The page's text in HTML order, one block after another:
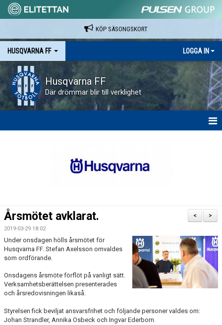
KÖP SÄSONGSKORT
HUSQVARNA FF LOGGA IN
Husqvarna FF
Där drömmar blir till verklighet
FÖRENINGSKALENDER
BILDGALLERI
FÖRENINGENS MATCHER
SPONSORER
>
<
Årsmötet avklarat.
2019-03-29 18:02
Under onsdagen hölls årsmötet för
Husqvarna FF. Stefan Axelsson omvaldes
som ordförande.
Onsdagens årsmöte förflöt på vanligt sätt.
Verksamhetsberättelsen presenterades
och årsredovisningen likaså.
Styrelsen fick beviljat ansvarsfrihet och följande personer valdes om:
Johan Strandler, Annika Osbeck och Ingvar Ederborn.